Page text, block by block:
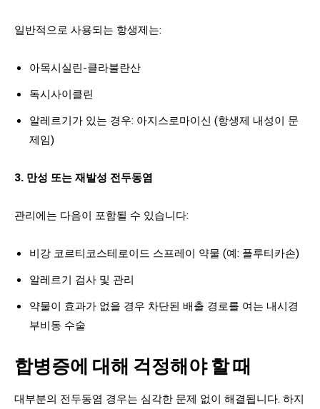
일반적으로 사용되는 항생제는:
아목시실린-클라불란산
독시사이클린
알레르기가 있는 경우: 아지스로마이신 (항생제 내성이 문
제임)
3. 만성 또는 재발성 전두동염
관리에는 다음이 포함될 수 있습니다:
비강 코르티코스테로이드 스프레이 약물 (예: 플루티카손)
알레르기 검사 및 관리
약물이 효과가 없을 경우 차단된 배출 경로를 여는 내시경
부비동 수술
합병증에 대해 걱정해야 할 때
대부분의 전두동염 경우는 심각한 문제 없이 해결됩니다. 하지